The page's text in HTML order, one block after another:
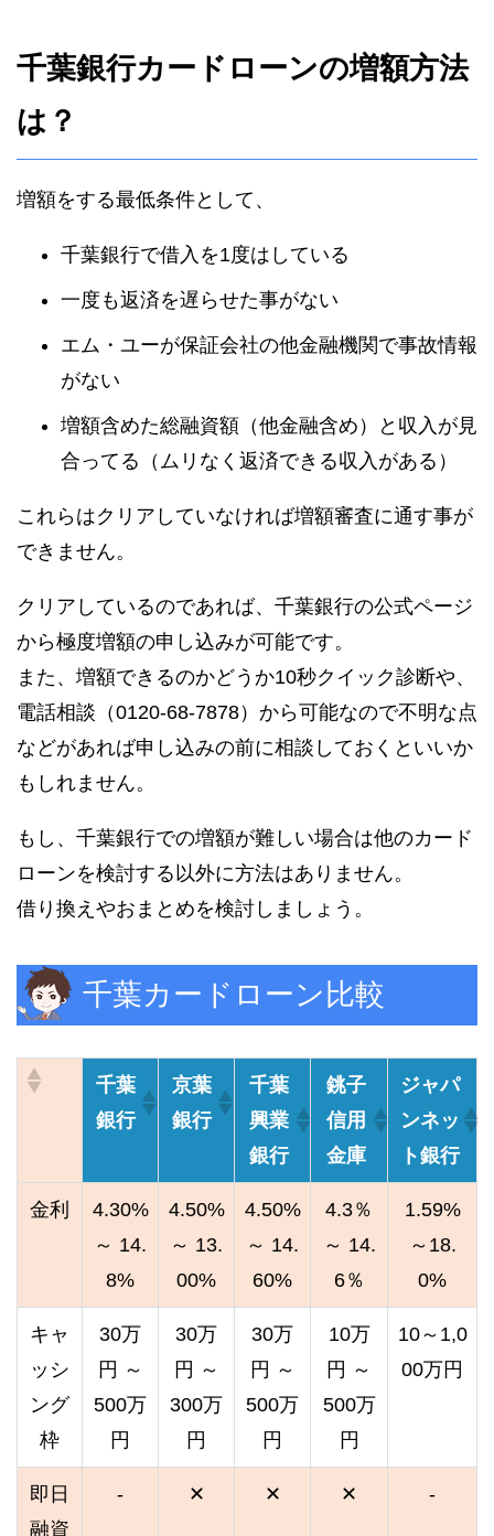
千葉銀行カードローンの増額方法
は？
増額をする最低条件として、
千葉銀行で借入を1度はしている
一度も返済を遅らせた事がない
エム・ユーが保証会社の他金融機関で事故情報
がない
増額含めた総融資額（他金融含め）と収入が見
合ってる（ムリなく返済できる収入がある）
これらはクリアしていなければ増額審査に通す事が
できません。
クリアしているのであれば、千葉銀行の公式ページ
から極度増額の申し込みが可能です。
また、増額できるのかどうか10秒クイック診断や、
電話相談（0120-68-7878）から可能なので不明な点
などがあれば申し込みの前に相談しておくといいか
もしれません。
もし、千葉銀行での増額が難しい場合は他のカード
ローンを検討する以外に方法はありません。
借り換えやおまとめを検討しましょう。
千葉カードローン比較
千葉
銀行
京葉
銀行
千葉
興業
銀行
銚子
信用
金庫
ジャパ
ンネッ
ト銀行
金利
4.30%
～ 14.
8%
4.50%
～ 13.
00%
4.50%
～ 14.
60%
4.3％
～ 14.
6％
1.59%
～18.
0%
キャ
ッシ
ング
枠
30万
円 ～
500万
円
30万
円 ～
300万
円
30万
円 ～
500万
円
10万
円 ～
500万
円
10～1,0
00万円
即日
融資
- ✕ ✕ ✕ -